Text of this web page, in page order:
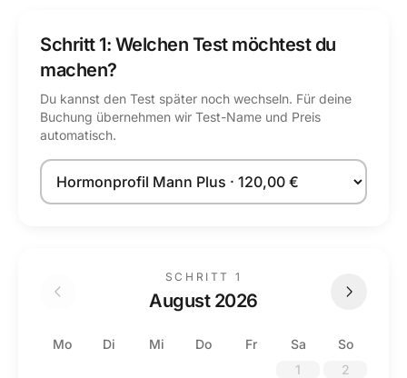
Schritt 1: Welchen Test möchtest du
machen?
Du kannst den Test später noch wechseln. Für deine
Buchung übernehmen wir Test-Name und Preis
automatisch.
Test auswählen
SCHRITT 1
August 2026
Mo Di Mi Do Fr Sa
So
1
2